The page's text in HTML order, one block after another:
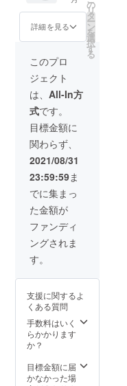
く、ク
リーム
のよう
ななめ
めらか
さと共
に、力
強いコ
クのあ
るコー
ヒーの
味が口
いっぱ
いに広
がりま
す。
コー
ヒーを
挽いて
いる時
からク
リー
ミーな
り、上
品な味
わいで
す。 こ
のコー
は、高
級プレ
山岳民
族のト
の人々
が自ら
運営す
る小さ
な農
園。 無
農薬は
もちろ
ん、す
べてが
手作業
で栽培
された
コー
ヒー
豆、一
粒一
粒、手
高の
コー
ヒー豆
だけを
お届け
しま
は、酸
味と苦
セット
10枚単
位での
ます。
※クリア
ファイ
ル全面
に白の
下地色
がつき
ます。
ト素材
のA4
トート
バッグ
カジュ
アルな
印象の
ス
ウェッ
ト生地
で普段
のお出
かけ用
として
おすす
めでき
る商品
です！
お洗濯
しやす
いのも
とって
ね。 汎
高く便
利なA4
サイ
ズ！通
勤・通
エコ
バッグ
詳細を見る
の
リ
タ
ー
ン
を
選
択
す
る
このプロ
ジェクト
は、 All-In方
式です。
目標金額に
関わらず、
2021/08/31
23:59:59ま
でに集まっ
た金額が
ファンディ
ングされま
す。
支援に関するよ
くある質問
手数料はいく
らかかります
か？
目標金額に届
かなかった場